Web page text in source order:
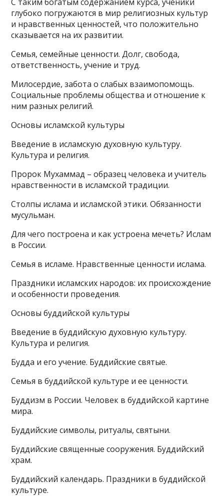
глубоко погружаются в мир религиозных культур
и нравственных ценностей, что положительно
сказывается на их развитии.
Семья, семейные ценности. Долг, свобода,
ответственность, учение и труд.
Милосердие, забота о слабых взаимопомощь.
Социальные проблемы общества и отношение к
ним разных религий.
Основы исламской культуры
Введение в исламскую духовную культуру.
Культура и религия.
Пророк Мухаммад – образец человека и учитель
нравственности в исламской традиции.
Столпы ислама и исламской этики. Обязанности
мусульман.
Для чего построена и как устроена мечеть? Ислам
в России.
Семья в исламе. Нравственные ценности ислама.
Праздники исламских народов: их происхождение
и особенности проведения.
Основы буддийской культуры
Введение в буддийскую духовную культуру.
Культура и религия.
Будда и его учение. Буддийские святые.
Семья в буддийской культуре и ее ценности.
Буддизм в России. Человек в буддийской картине
мира.
Буддийские символы, ритуалы, святыни.
Буддийские священные сооружения. Буддийский
храм.
Буддийский календарь. Праздники в буддийской
культуре.